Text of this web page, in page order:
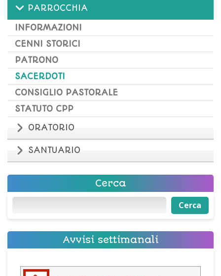
PARROCCHIA
INFORMAZIONI
CENNI STORICI
PATRONO
SACERDOTI
CONSIGLIO PASTORALE
STATUTO CPP
ORATORIO
SANTUARIO
Cerca
Cerca Cerca
Avvisi settimanali